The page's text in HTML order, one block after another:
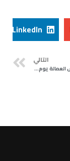
LinkedIn
التالي
اجتماع مكتب مجلس العمالة يوم الخميس 24 يوليوز 2025 للإعداد للدورة العادية لشهر شتنبر 2025